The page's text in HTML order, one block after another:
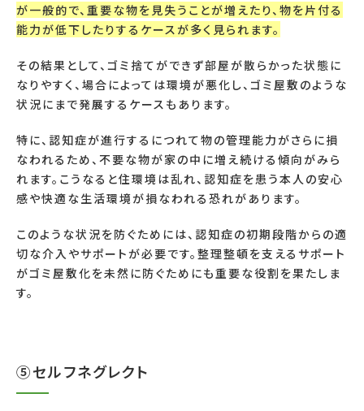
が一般的で、重要な物を見失うことが増えたり、物を片付る
能力が低下したりするケースが多く見られます。
その結果として、ゴミ捨てができず部屋が散らかった状態に
なりやすく、場合によっては環境が悪化し、ゴミ屋敷のような
状況にまで発展するケースもあります。
特に、認知症が進行するにつれて物の管理能力がさらに損
なわれるため、不要な物が家の中に増え続ける傾向がみら
れます。こうなると住環境は乱れ、認知症を患う本人の安心
感や快適な生活環境が損なわれる恐れがあります。
このような状況を防ぐためには、認知症の初期段階からの適
切な介入やサポートが必要です。整理整頓を支えるサポート
がゴミ屋敷化を未然に防ぐためにも重要な役割を果たしま
す。
⑤セルフネグレクト